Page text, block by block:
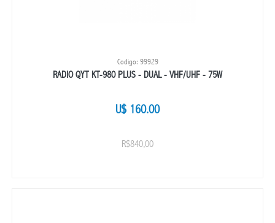
Codigo: 99929
RADIO QYT KT-980 PLUS - DUAL - VHF/UHF - 75W
U$ 160.00
R$840,00